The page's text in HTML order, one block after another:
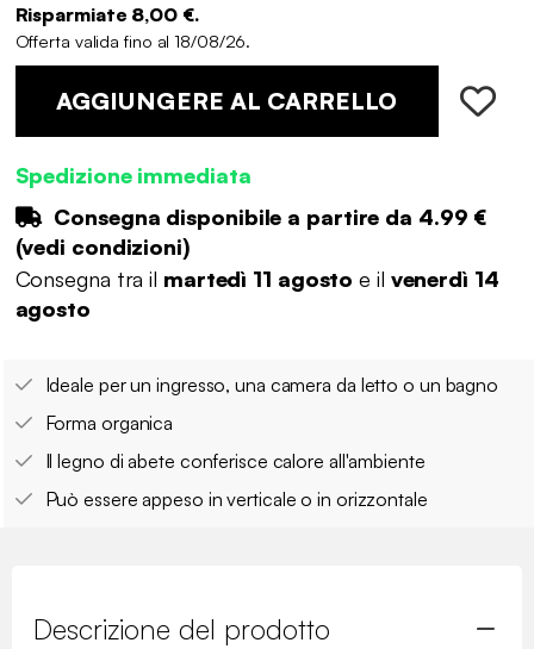
Risparmiate 8,00 €.
Offerta valida fino al 18/08/26.
AGGIUNGERE AL CARRELLO
Spedizione immediata
Consegna disponibile a partire da 4.99 €
(vedi condizioni)
Consegna tra il martedì 11 agosto e il venerdì 14
agosto
Ideale per un ingresso, una camera da letto o un bagno
Forma organica
Il legno di abete conferisce calore all'ambiente
Può essere appeso in verticale o in orizzontale
Descrizione del prodotto